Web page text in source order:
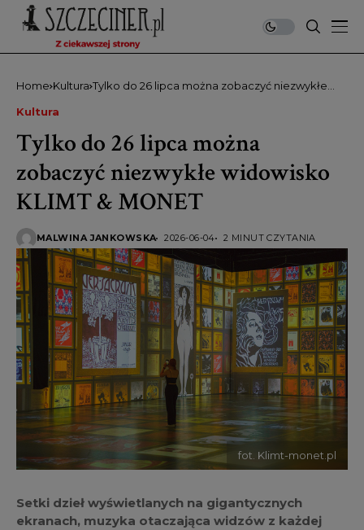
Home Kultura Tylko do 26 lipca można zobaczyć niezwykłe
Kultura
Tylko do 26 lipca można
zobaczyć niezwykłe widowisko
KLIMT & MONET
MALWINA JANKOWSKA 2026-06-04 2 MINUT CZYTANIA
fot. Klimt-monet.pl
Setki dzieł wyświetlanych na gigantycznych
ekranach, muzyka otaczająca widzów z każdej